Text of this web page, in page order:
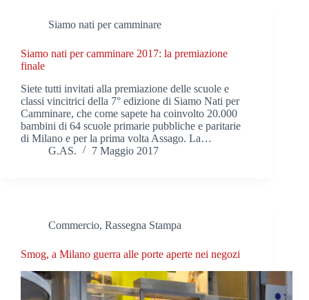
Siamo nati per camminare
Siamo nati per camminare 2017: la premiazione
finale
Siete tutti invitati alla premiazione delle scuole e
classi vincitrici della 7° edizione di Siamo Nati per
Camminare, che come sapete ha coinvolto 20.000
bambini di 64 scuole primarie pubbliche e paritarie
di Milano e per la prima volta Assago. La…
G.AS.
7 Maggio 2017
Commercio, Rassegna Stampa
Smog, a Milano guerra alle porte aperte nei negozi